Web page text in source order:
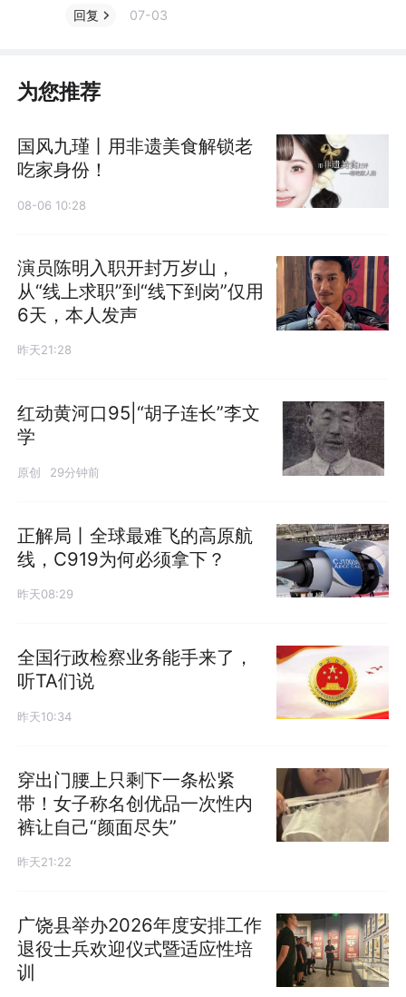
回复 07-03
为您推荐
国风九瑾丨用非遗美食解锁老
吃家身份！
08-06 10:28
演员陈明入职开封万岁山，
从“线上求职”到“线下到岗”仅用
6天，本人发声
昨天21:28
红动黄河口95|“胡子连长”李文
学
原创 29分钟前
正解局丨全球最难飞的高原航
线，C919为何必须拿下？
昨天08:29
全国行政检察业务能手来了，
听TA们说
昨天10:34
穿出门腰上只剩下一条松紧
带！女子称名创优品一次性内
裤让自己“颜面尽失”
昨天21:22
广饶县举办2026年度安排工作
退役士兵欢迎仪式暨适应性培
训